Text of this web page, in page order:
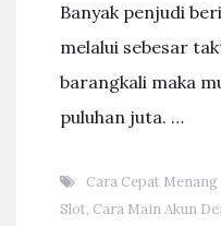
Banyak penjudi
melalui sebesar
barangkali maka
puluhan juta. …
Cara Cepat
Slot, Cara Main Akun